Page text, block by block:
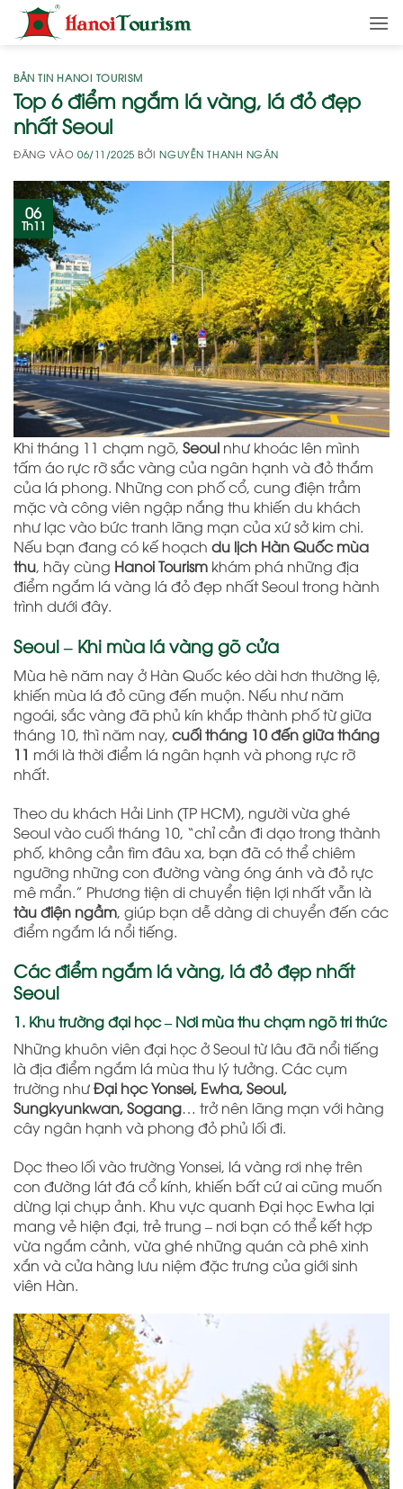
qua
dungBẢN TIN HANOI TOURISM
Top 6 điểm ngắm lá vàng, lá đỏ đẹp
nhất Seoul
ĐĂNG VÀO06/11/2025 BỞINGUYỄN THANH NGÂN
06
Th11
Khi tháng 11 chạm ngõ, Seoul như khoác lên mình
tấm áo rực rỡ sắc vàng của ngân hạnh và đỏ thắm
của lá phong. Những con phố cổ, cung điện trầm
mặc và công viên ngập nắng thu khiến du khách
như lạc vào bức tranh lãng mạn của xứ sở kim chi.
Nếu bạn đang có kế hoạch du lịch Hàn Quốc mùa
thu, hãy cùng Hanoi Tourism khám phá những địa
điểm ngắm lá vàng lá đỏ đẹp nhất Seoul trong hành
trình dưới đây.
Seoul – Khi mùa lá vàng gõ cửa
Mùa hè năm nay ở Hàn Quốc kéo dài hơn thường lệ,
khiến mùa lá đỏ cũng đến muộn. Nếu như năm
ngoái, sắc vàng đã phủ kín khắp thành phố từ giữa
tháng 10, thì năm nay, cuối tháng 10 đến giữa tháng
11 mới là thời điểm lá ngân hạnh và phong rực rỡ
nhất.
Theo du khách Hải Linh (TP HCM), người vừa ghé
Seoul vào cuối tháng 10, “chỉ cần đi dạo trong thành
phố, không cần tìm đâu xa, bạn đã có thể chiêm
ngưỡng những con đường vàng óng ánh và đỏ rực
mê mẩn.” Phương tiện di chuyển tiện lợi nhất vẫn là
tàu điện ngầm, giúp bạn dễ dàng di chuyển đến các
điểm ngắm lá nổi tiếng.
Các điểm ngắm lá vàng, lá đỏ đẹp nhất
Seoul
1. Khu trường đại học – Nơi mùa thu chạm ngõ tri thức
Những khuôn viên đại học ở Seoul từ lâu đã nổi tiếng
là địa điểm ngắm lá mùa thu lý tưởng. Các cụm
trường nhưĐại học Yonsei, Ewha, Seoul,
Sungkyunkwan, Sogang… trở nên lãng mạn với hàng
cây ngân hạnh và phong đỏ phủ lối đi.
Dọc theo lối vào trường Yonsei, lá vàng rơi nhẹ trên
con đường lát đá cổ kính, khiến bất cứ ai cũng muốn
dừng lại chụp ảnh. Khu vực quanh Đại học Ewha lại
mang vẻ hiện đại, trẻ trung – nơi bạn có thể kết hợp
vừa ngắm cảnh, vừa ghé những quán cà phê xinh
xắn và cửa hàng lưu niệm đặc trưng của giới sinh
viên Hàn.